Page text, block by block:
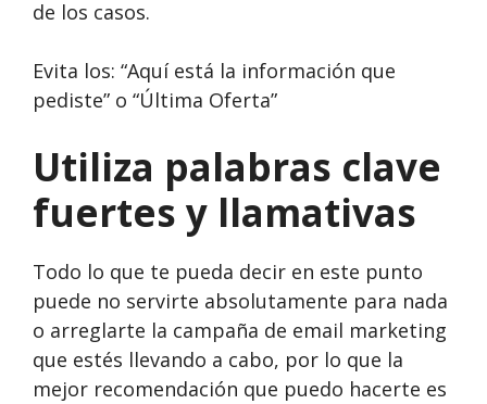
de los casos.
Evita los: “Aquí está la información que
pediste” o “Última Oferta”
Utiliza palabras clave
fuertes y llamativas
Todo lo que te pueda decir en este punto
puede no servirte absolutamente para nada
o arreglarte la campaña de email marketing
que estés llevando a cabo, por lo que la
mejor recomendación que puedo hacerte es